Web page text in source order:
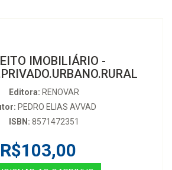
IMOBILIÁRIO -
Editora: RENOVAR
PEDRO ELIAS AVVAD
ISBN: 8571472351
R$103,00